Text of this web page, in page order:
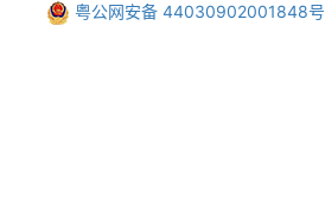
粤公网安备 44030902001848号